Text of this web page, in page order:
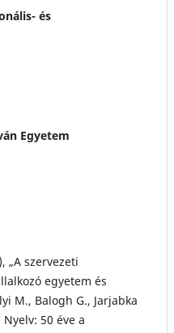
és
Egyetem
„A szervezeti
egyetem és
M., Balogh G., Jarjabka
50 éve a